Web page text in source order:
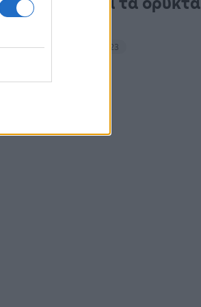
καύσιμα
14:27 - 15 Σεπτεμβρίου 2023